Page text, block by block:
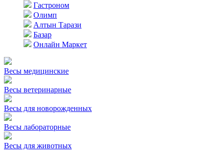
Гастроном
Олимп
Алтын Тарази
Базар
Онлайн Маркет
Весы медицинские
Весы ветеринарные
Весы для новорожденных
Весы лабораторные
Весы для животных